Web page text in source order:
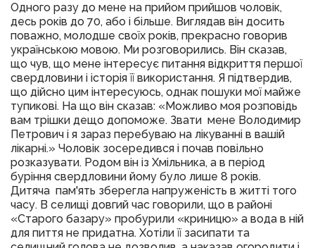
Одного разу до мене на прийом прийшов чоловік,
десь років до 70, або і більше. Виглядав він досить
поважно, молодше своїх років, прекрасно говорив
українською мовою. Ми розговорились. Він сказав,
що чув, що мене інтересує питання відкриття першої
свердловини і історія її використання. Я підтвердив,
що дійсно цим інтересуюсь, однак пошуки мої майже
тупикові. На що він сказав: «Можливо моя розповідь
вам трішки дещо допоможе. Звати мене Володимир
Петрович і я зараз перебуваю на лікуванні в вашій
лікарні.» Чоловік зосередився і почав повільно
розказувати. Родом він із Хмільника, а в період
буріння свердловини йому було лише 8 років.
Дитяча пам'ять зберегла напруженість в житті того
часу. В селищі довгий час говорили, що в районі
«Старого базару» пробурили «криницю» а вода в ній
для пиття не придатна. Хотіли її засипати та